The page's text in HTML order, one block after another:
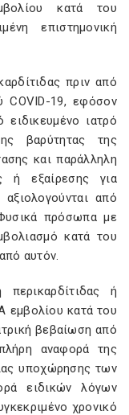
κατά του
επιστημονική
πριν από
COVID-19, εφόσον
ιατρό
βαρύτητας της
και παράλληλη
ή εξαίρεσης για
από
πρόσωπα με
κατά του
αυτόν.
ή
εμβολίου κατά του
βεβαίωση από
αναφορά της
υποχώρησης των
ειδικών λόγων
χρονικό